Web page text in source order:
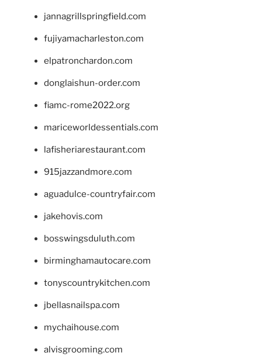
jannagrillspringfield.com
fujiyamacharleston.com
elpatronchardon.com
donglaishun-order.com
fiamc-rome2022.org
mariceworldessentials.com
lafisheriarestaurant.com
915jazzandmore.com
aguadulce-countryfair.com
jakehovis.com
bosswingsduluth.com
birminghamautocare.com
tonyscountrykitchen.com
jbellasnailspa.com
mychaihouse.com
alvisgrooming.com